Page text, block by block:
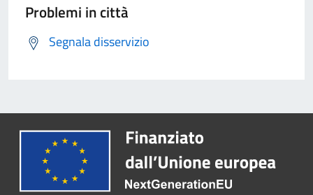
Problemi in città
Segnala disservizio